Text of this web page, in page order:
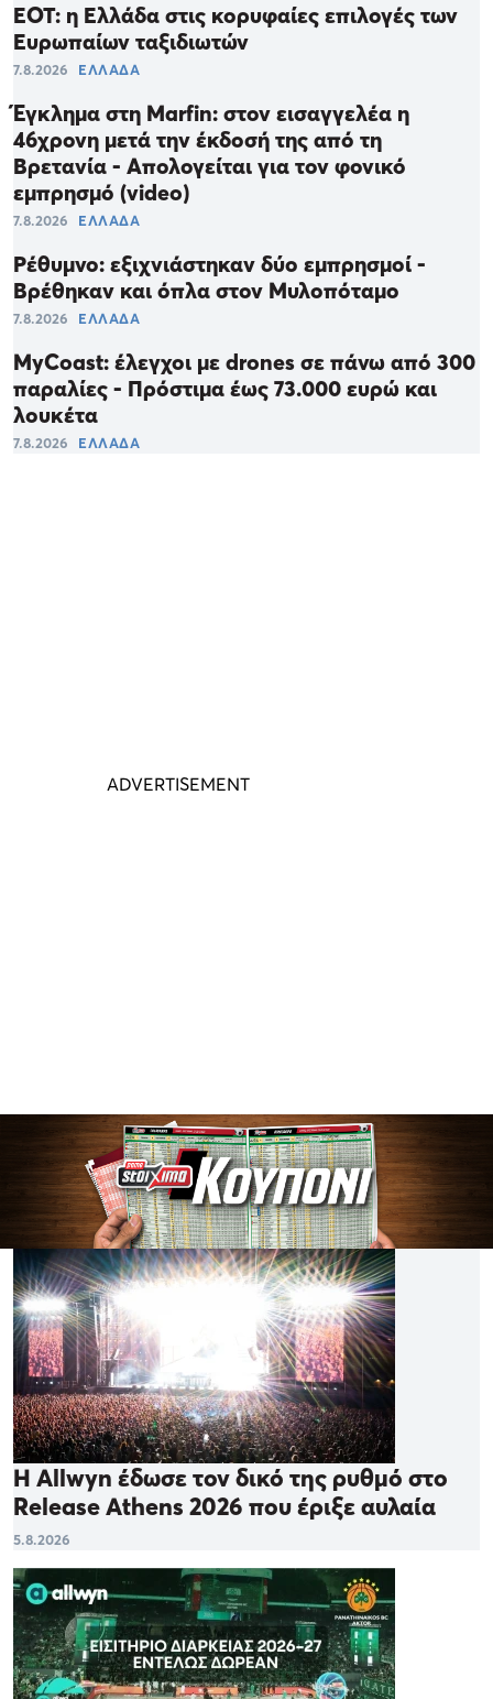
ΕΟΤ: η Ελλάδα στις κορυφαίες επιλογές των
Ευρωπαίων ταξιδιωτών
7.8.2026 ΕΛΛΑΔΑ
Έγκλημα στη Marfin: στον εισαγγελέα η
46χρονη μετά την έκδοσή της από τη
Βρετανία - Απολογείται για τον φονικό
εμπρησμό (video)
7.8.2026 ΕΛΛΑΔΑ
Ρέθυμνο: εξιχνιάστηκαν δύο εμπρησμοί -
Βρέθηκαν και όπλα στον Μυλοπόταμο
7.8.2026 ΕΛΛΑΔΑ
MyCoast: έλεγχοι με drones σε πάνω από 300
παραλίες - Πρόστιμα έως 73.000 ευρώ και
λουκέτα
7.8.2026 ΕΛΛΑΔΑ
Η Allwyn έδωσε τον δικό της ρυθμό στο
Release Athens 2026 που έριξε αυλαία
5.8.2026